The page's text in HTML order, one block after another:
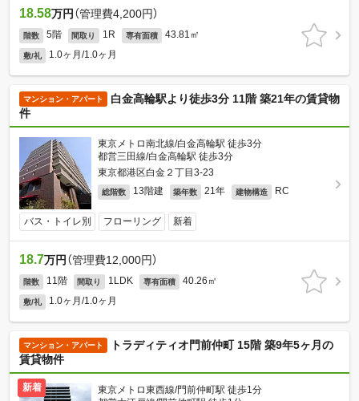
18.58万円 （管理費4,200円）
階数 5階 間取り 1R 専有面積 43.81㎡
敷/礼 1.0ヶ月/1.0ヶ月
マンション・アパート
白金高輪駅より徒歩3分 11階 築21年の賃貸物
件
東京メトロ南北線/白金高輪駅 徒歩3分
都営三田線/白金高輪駅 徒歩3分
東京都港区白金２丁目3-23
総階数 13階建 築年数 21年 建物構造 RC
バス・トイレ別 フローリング 新着
18.7万円 （管理費12,000円）
階数 11階 間取り 1LDK 専有面積 40.26㎡
敷/礼 1.0ヶ月/1.0ヶ月
マンション・アパート
トラディティオ門前仲町 15階 築9年5ヶ月の
賃貸物件
新着
東京メトロ東西線/門前仲町駅 徒歩1分